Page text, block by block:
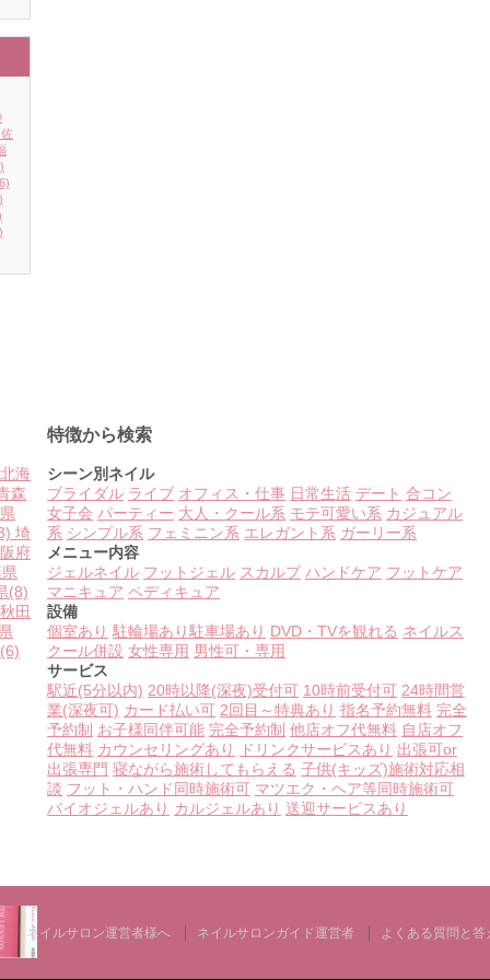
佐
北海
森
埼
府
(8)
秋田
(6)
特徴から検索
シーン別ネイル
ブライダル ライブ オフィス・仕事 日常生活 デート 合コン
女子会 パーティー 大人・クール系 モテ可愛い系 カジュアル
系 シンプル系 フェミニン系 エレガント系 ガーリー系
メニュー内容
ジェルネイル フットジェル スカルプ ハンドケア フットケア
マニキュア ペディキュア
設備
個室あり 駐輪場あり駐車場あり DVD・TVを観れる ネイルス
クール併設 女性専用 男性可・専用
サービス
駅近(5分以内) 20時以降(深夜)受付可 10時前受付可 24時間営
業(深夜可) カード払い可 2回目～特典あり 指名予約無料 完全
予約制 お子様同伴可能 完全予約制 他店オフ代無料 自店オフ
代無料 カウンセリングあり ドリンクサービスあり 出張可or
出張専門 寝ながら施術してもらえる 子供(キッズ)施術対応相
談 フット・ハンド同時施術可 マツエク・ヘア等同時施術可
バイオジェルあり カルジェルあり 送迎サービスあり
ネイルサロン運営者様へ ネイルサロンガイド運営者 よくある質問と答